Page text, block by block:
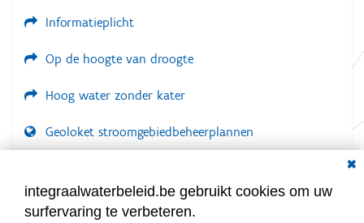
Informatieplicht
Op de hoogte van droogte
Hoog water zonder kater
Geoloket stroomgebiedbeheerplannen
LOGIN VEREIST
integraalwaterbeleid.be gebruikt cookies om uw
surfervaring te verbeteren.